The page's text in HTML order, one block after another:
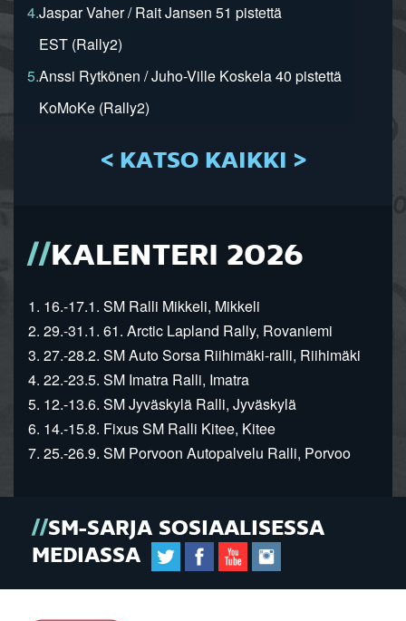
4.Jaspar Vaher / Rait Jansen 51 pistettä
EST (Rally2)
5.Anssi Rytkönen / Juho-Ville Koskela 40 pistettä
KoMoKe (Rally2)
< KATSO KAIKKI >
KALENTERI 2026
1. 16.-17.1. SM Ralli Mikkeli, Mikkeli
2. 29.-31.1. 61. Arctic Lapland Rally, Rovaniemi
3. 27.-28.2. SM Auto Sorsa Riihimäki-ralli, Riihimäki
4. 22.-23.5. SM Imatra Ralli, Imatra
5. 12.-13.6. SM Jyväskylä Ralli, Jyväskylä
6. 14.-15.8. Fixus SM Ralli Kitee, Kitee
7. 25.-26.9. SM Porvoon Autopalvelu Ralli, Porvoo
SM-SARJA SOSIAALISESSA
MEDIASSA